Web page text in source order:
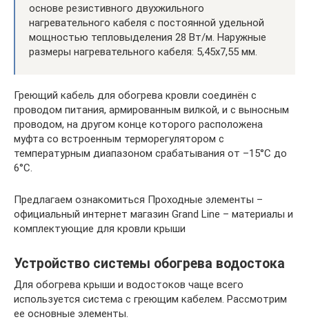
основе резистивного двухжильного
нагревательного кабеля с постоянной удельной
мощностью тепловыделения 28 Вт/м. Наружные
размеры нагревательного кабеля: 5,45х7,55 мм.
Греющий кабель для обогрева кровли соединён с
проводом питания, армированным вилкой, и с выносным
проводом, на другом конце которого расположена
муфта со встроенным терморегулятором с
температурным диапазоном срабатывания от –15°С до
6°С.
Предлагаем ознакомиться Проходные элементы –
официальный интернет магазин Grand Line – материалы и
комплектующие для кровли крыши
Устройство системы обогрева водостока
Для обогрева крыши и водостоков чаще всего
используется система с греющим кабелем. Рассмотрим
ее основные элементы.